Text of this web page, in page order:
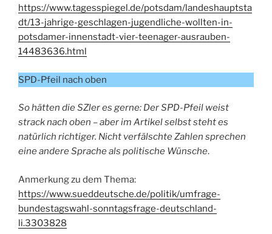
https://www.tagesspiegel.de/potsdam/landeshauptsta
dt/13-jahrige-geschlagen-jugendliche-wollten-in-
potsdamer-innenstadt-vier-teenager-ausrauben-
14483636.html
SPD-Pfeil nach oben
So hätten die SZler es gerne: Der SPD-Pfeil weist
strack nach oben – aber im Artikel selbst steht es
natürlich richtiger. Nicht verfälschte Zahlen sprechen
eine andere Sprache als politische Wünsche.
Anmerkung zu dem Thema:
https://www.sueddeutsche.de/politik/umfrage-
bundestagswahl-sonntagsfrage-deutschland-
li.3303828